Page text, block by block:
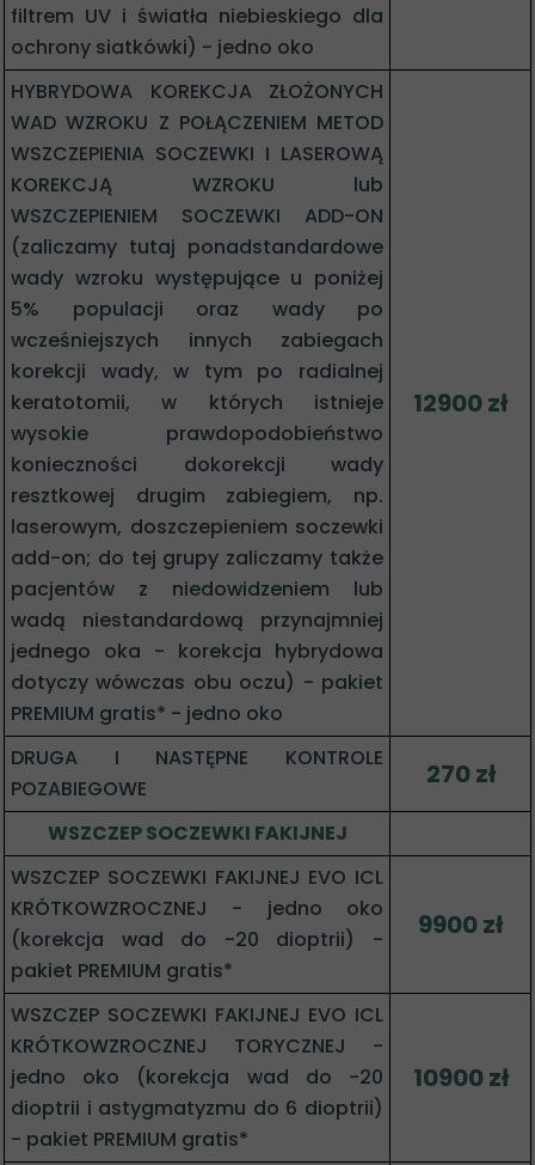
filtrem UV i światła niebieskiego dla
ochrony siatkówki) - jedno oko
HYBRYDOWA KOREKCJA ZŁOŻONYCH
WAD WZROKU Z POŁĄCZENIEM METOD
WSZCZEPIENIA SOCZEWKI I LASEROWĄ
KOREKCJĄ WZROKU lub
WSZCZEPIENIEM SOCZEWKI ADD-ON
(zaliczamy tutaj ponadstandardowe
wady wzroku występujące u poniżej
5% populacji oraz wady po
wcześniejszych innych zabiegach
korekcji wady, w tym po radialnej
keratotomii, w których istnieje
wysokie prawdopodobieństwo
konieczności dokorekcji wady
resztkowej drugim zabiegiem, np.
laserowym, doszczepieniem soczewki
add-on; do tej grupy zaliczamy także
pacjentów z niedowidzeniem lub
wadą niestandardową przynajmniej
jednego oka - korekcja hybrydowa
dotyczy wówczas obu oczu) - pakiet
PREMIUM gratis* - jedno oko
12900 zł
DRUGA I NASTĘPNE KONTROLE
POZABIEGOWE
270 zł
WSZCZEP SOCZEWKI FAKIJNEJ
WSZCZEP SOCZEWKI FAKIJNEJ EVO ICL
KRÓTKOWZROCZNEJ - jedno oko
(korekcja wad do -20 dioptrii) -
pakiet PREMIUM gratis*
9900 zł
WSZCZEP SOCZEWKI FAKIJNEJ EVO ICL
KRÓTKOWZROCZNEJ TORYCZNEJ -
jedno oko (korekcja wad do -20
dioptrii i astygmatyzmu do 6 dioptrii)
- pakiet PREMIUM gratis*
10900 zł